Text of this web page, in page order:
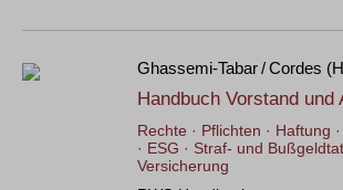
Ghassemi-Tabar / Cordes
Handbuch Vorstand und
Rechte · Pflichten · Haftung
· ESG · Straf- und
Versicherung